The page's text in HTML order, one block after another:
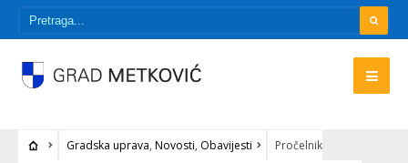
Gradska uprava, Novosti, Obavijesti
Pročelnik